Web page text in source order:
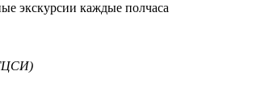
экскурсии каждые полчаса